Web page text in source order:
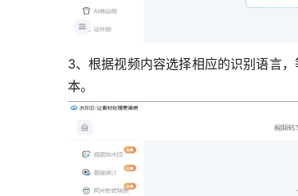
3、根据视频内容选择相应的识别语言
本。